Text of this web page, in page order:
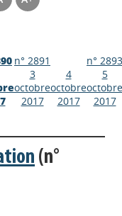
n° 2891
3
octobre
2017
4
octobre
2017
n° 2893
5
octobre
2017
(n°